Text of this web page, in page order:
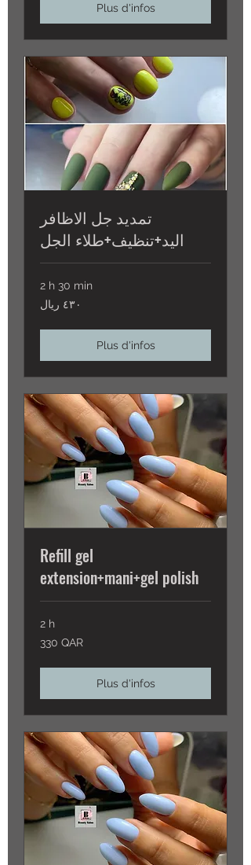
Plus d'infos
تمديد جل الاظافر
اليد+تنظيف+طلاء الجل
2 h 30 min
٤٣٠
ريال
٤٣٠ ريال
Plus d'infos
Refill gel
extension+mani+gel polish
2 h
QAR
330 QAR
Plus d'infos